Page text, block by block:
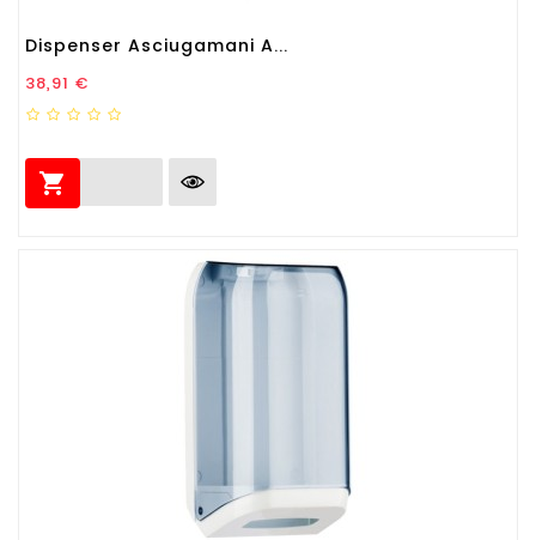
Dispenser Asciugamani A...
Prezzo
38,91 €
